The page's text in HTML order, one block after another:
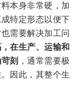
本身非常硬，加
特定形态以便下
需要解决加工问
在生产、运输和
刻 ，通常需要极
因此，其整个生